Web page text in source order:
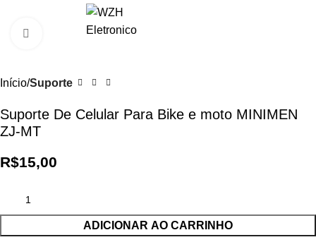
Clique para ampliar
Início Suporte
Suporte De Celular Para Bike e moto MINIMEN
ZJ-MT
R$15,00
ADICIONAR AO CARRINHO